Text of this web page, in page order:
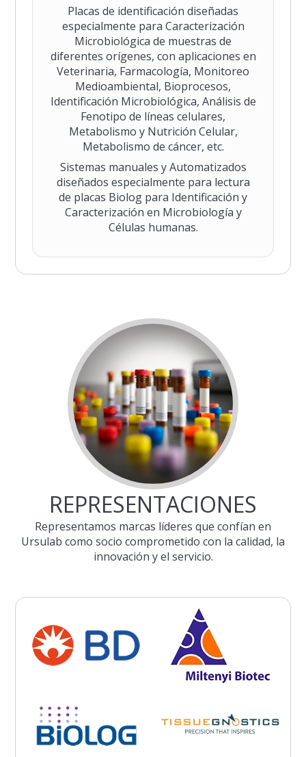
Placas de identificación diseñadas
especialmente para Caracterización
Microbiológica de muestras de
diferentes orígenes, con aplicaciones en
Veterinaria, Farmacología, Monitoreo
Medioambiental, Bioprocesos,
Identificación Microbiológica, Análisis de
Fenotipo de líneas celulares,
Metabolismo y Nutrición Celular,
Metabolismo de cáncer, etc.
Sistemas manuales y Automatizados
diseñados especialmente para lectura
de placas Biolog para Identificación y
Caracterización en Microbiología y
Células humanas.
REPRESENTACIONES
Representamos marcas líderes que confían en
Ursulab como socio comprometido con la calidad, la
innovación y el servicio.